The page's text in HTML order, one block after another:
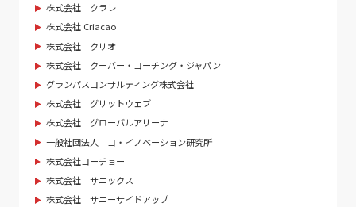
株式会社 クラレ
株式会社 Criacao
株式会社 クリオ
株式会社 クーバー・コーチング・ジャパン
グランパスコンサルティング株式会社
株式会社 グリットウェブ
株式会社 グローバルアリーナ
一般社団法人 コ・イノベーション研究所
株式会社コーチョー
株式会社 サニックス
株式会社 サニーサイドアップ